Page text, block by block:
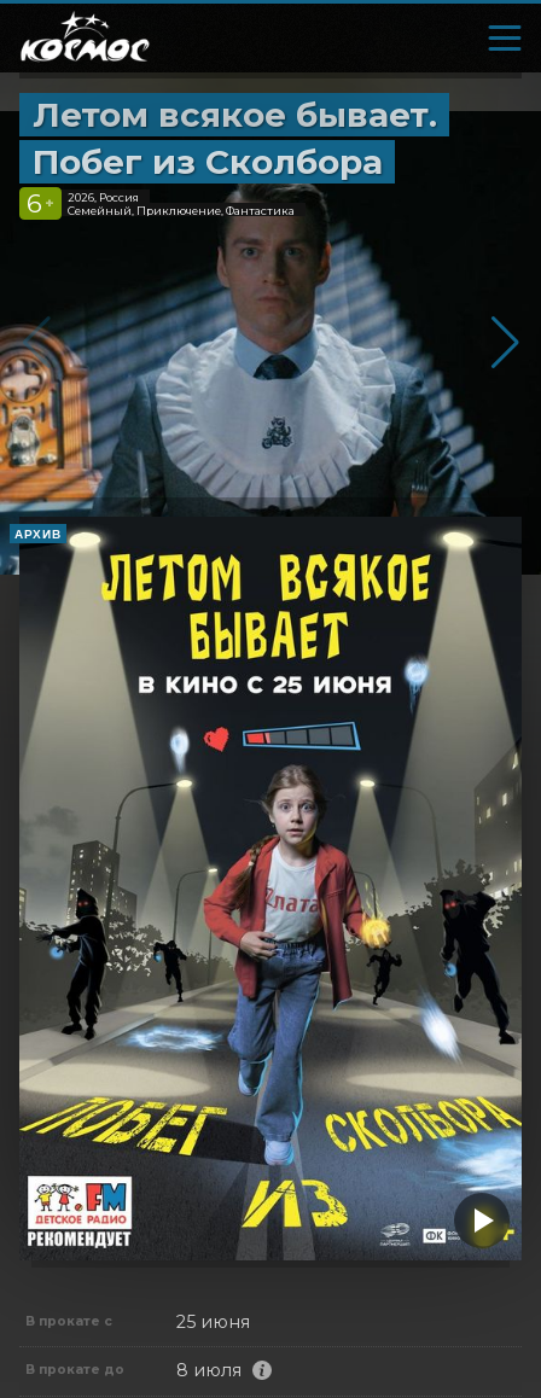
Летом всякое бывает.
Побег из Сколбора
6 +
2026, Россия
Семейный, Приключение, Фантастика
АРХИВ
В прокате с 25 июня
В прокате до 8 июля